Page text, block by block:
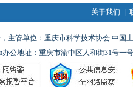
关于我们
主管单位：重庆市科学技术协会 中国
办公地址：重庆市渝中区人和街31号一